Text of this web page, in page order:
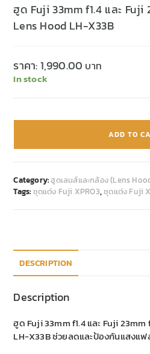
ฮูด Fuji 33mm f1.4 และ Fuji
Lens Hood LH-X33B
ราคา:1,990.00
In stock
ADD TO
Category:ฮูดเลนส์และกล้อง (Lens
Tags: ชุดแต่ง Fuji XPRO3,ชุดแต่ง Fuji
DESCRIPTION
Description
ฮูด Fuji 33mm f1.4 และ Fuji 23mm
LH-X33B ช่วยลดและป้องกันแสงแ